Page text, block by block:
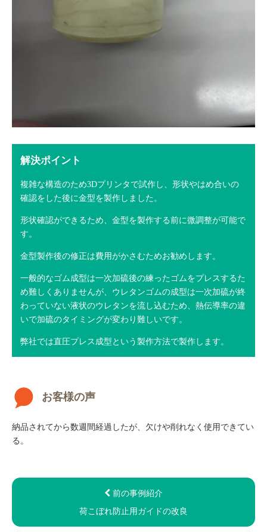
解決ポイント
複雑な構造のため3Dプリンタで試作し、形状やはめ合いの
確認をした後に金型を製作しました。
形状確認ができるため、金型を製作する前に微調整が可能で
す。
金型製作後の修正は費用がかさむためお勧めします。
一般的なゴム成型は一次加硫後の練ったゴムをプレスするた
め難しくありませんが、ウレタンゴムの成型は一次加硫が終
わっていない液状のウレタンを流し込むため、熱伝導率の違
いで加硫のタイミングが変わり難しいです。
弊社では直圧プレス成型という製作方法で製作します。
お客様の声
納品されてから数週間経過したが、欠けや削れなく使用できてい
る。
前の事例紹介
荷こぼれ防止用ガイドの改良